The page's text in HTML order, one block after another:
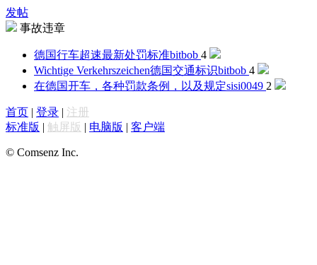
发帖
事故违章
德国行车超速最新处罚标准bitbob 4
Wichtige Verkehrszeichen德国交通标识bitbob 4
在德国开车，各种罚款条例，以及规定sisi0049 2
首页 | 登录 | 注册
标准版 | 触屏版 | 电脑版 | 客户端
© Comsenz Inc.